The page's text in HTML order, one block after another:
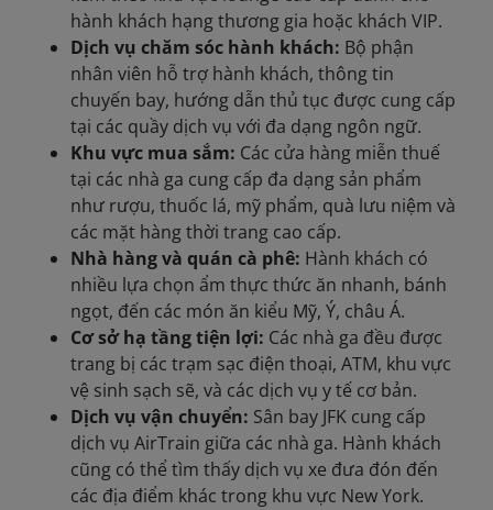
hành khách hạng thương gia hoặc khách VIP.
Dịch vụ chăm sóc hành khách: Bộ phận
nhân viên hỗ trợ hành khách, thông tin
chuyến bay, hướng dẫn thủ tục được cung cấp
tại các quầy dịch vụ với đa dạng ngôn ngữ.
Khu vực mua sắm: Các cửa hàng miễn thuế
tại các nhà ga cung cấp đa dạng sản phẩm
như rượu, thuốc lá, mỹ phẩm, quà lưu niệm và
các mặt hàng thời trang cao cấp.
Nhà hàng và quán cà phê: Hành khách có
nhiều lựa chọn ẩm thực thức ăn nhanh, bánh
ngọt, đến các món ăn kiểu Mỹ, Ý, châu Á.
Cơ sở hạ tầng tiện lợi: Các nhà ga đều được
trang bị các trạm sạc điện thoại, ATM, khu vực
vệ sinh sạch sẽ, và các dịch vụ y tế cơ bản.
Dịch vụ vận chuyển: Sân bay JFK cung cấp
dịch vụ AirTrain giữa các nhà ga. Hành khách
cũng có thể tìm thấy dịch vụ xe đưa đón đến
các địa điểm khác trong khu vực New York.